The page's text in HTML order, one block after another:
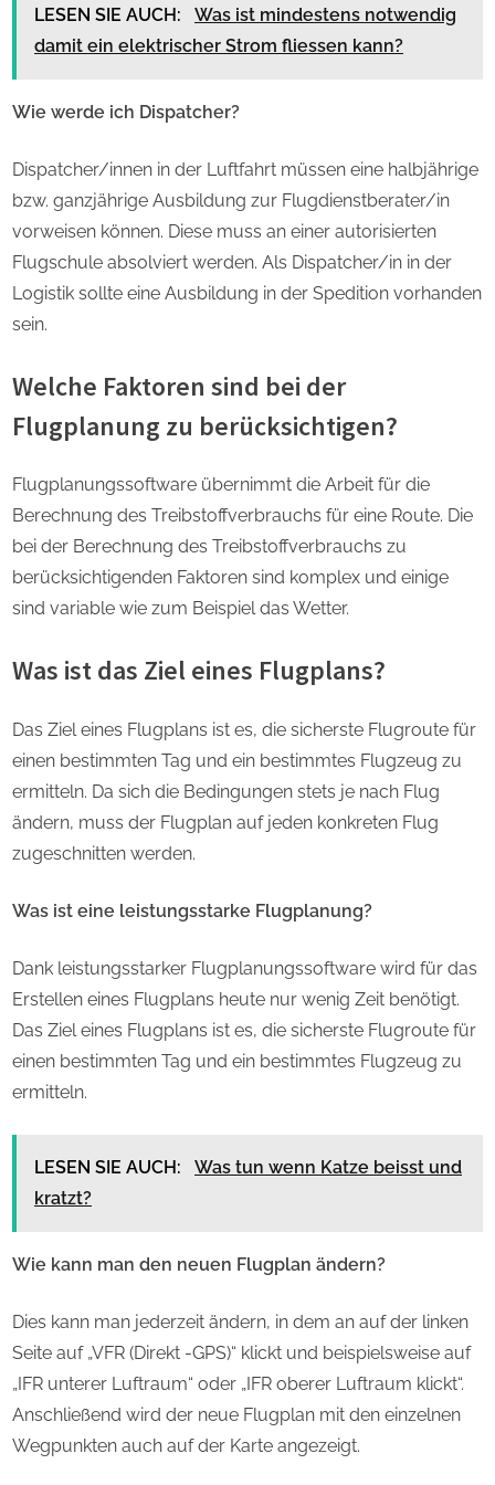
LESEN SIE AUCH:
Was ist mindestens notwendig
damit ein elektrischer Strom fliessen kann?
Wie werde ich Dispatcher?
Dispatcher/innen in der Luftfahrt müssen eine halbjährige
bzw. ganzjährige Ausbildung zur Flugdienstberater/in
vorweisen können. Diese muss an einer autorisierten
Flugschule absolviert werden. Als Dispatcher/in in der
Logistik sollte eine Ausbildung in der Spedition vorhanden
sein.
Welche Faktoren sind bei der
Flugplanung zu berücksichtigen?
Flugplanungssoftware übernimmt die Arbeit für die
Berechnung des Treibstoffverbrauchs für eine Route. Die
bei der Berechnung des Treibstoffverbrauchs zu
berücksichtigenden Faktoren sind komplex und einige
sind variable wie zum Beispiel das Wetter.
Was ist das Ziel eines Flugplans?
Das Ziel eines Flugplans ist es, die sicherste Flugroute für
einen bestimmten Tag und ein bestimmtes Flugzeug zu
ermitteln. Da sich die Bedingungen stets je nach Flug
ändern, muss der Flugplan auf jeden konkreten Flug
zugeschnitten werden.
Was ist eine leistungsstarke Flugplanung?
Dank leistungsstarker Flugplanungssoftware wird für das
Erstellen eines Flugplans heute nur wenig Zeit benötigt.
Das Ziel eines Flugplans ist es, die sicherste Flugroute für
einen bestimmten Tag und ein bestimmtes Flugzeug zu
ermitteln.
LESEN SIE AUCH:
Was tun wenn Katze beisst und
kratzt?
Wie kann man den neuen Flugplan ändern?
Dies kann man jederzeit ändern, in dem an auf der linken
Seite auf „VFR (Direkt -GPS)“ klickt und beispielsweise auf
„IFR unterer Luftraum“ oder „IFR oberer Luftraum klickt“.
Anschließend wird der neue Flugplan mit den einzelnen
Wegpunkten auch auf der Karte angezeigt.